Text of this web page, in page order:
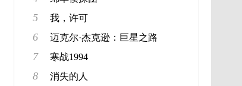
5 我，许可
6 迈克尔·杰克逊：巨星之路
7 寒战1994
8 消失的人